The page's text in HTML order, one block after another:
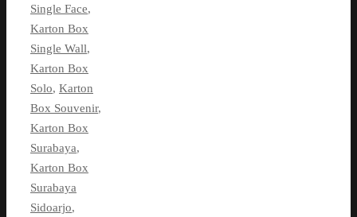
Single Face,
Karton Box
Single Wall,
Karton Box
Solo, Karton
Box Souvenir,
Karton Box
Surabaya,
Karton Box
Surabaya
Sidoarjo,